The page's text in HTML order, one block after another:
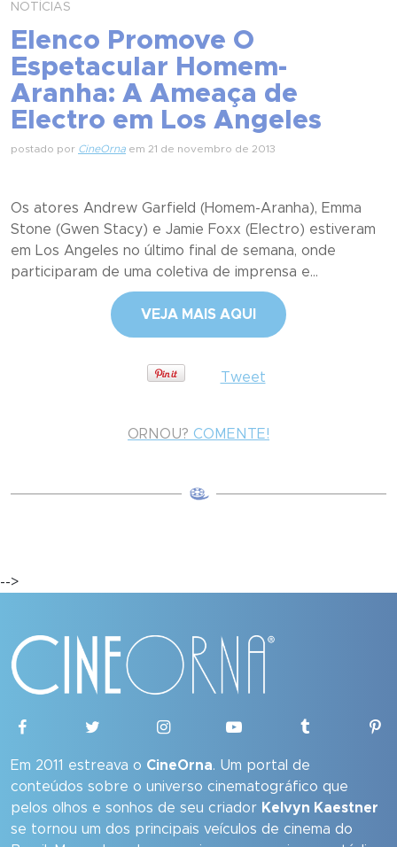
NOTÍCIAS
Elenco Promove O
Espetacular Homem-
Aranha: A Ameaça de
Electro em Los Angeles
postado por CineOrna em 21 de novembro de 2013
Os atores Andrew Garfield (Homem-Aranha), Emma
Stone (Gwen Stacy) e Jamie Foxx (Electro) estiveram
em Los Angeles no último final de semana, onde
participaram de uma coletiva de imprensa e...
VEJA MAIS AQUI
Tweet
ORNOU? COMENTE!
-->
Em 2011 estreava o CineOrna. Um portal de
conteúdos sobre o universo cinematográfico que
pelos olhos e sonhos de seu criador Kelvyn Kaestner
se tornou um dos principais veículos de cinema do